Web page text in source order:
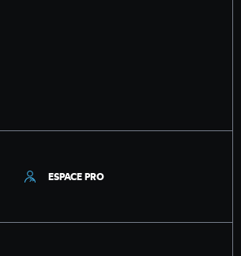
ESPACE PRO